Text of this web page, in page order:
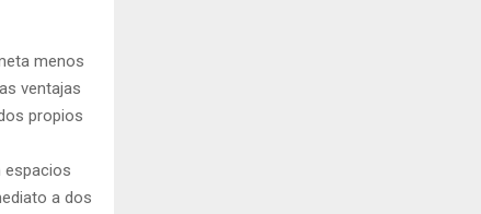
menos
ventajas
propios
espacios
a dos